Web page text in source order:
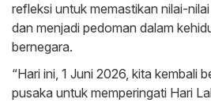
refleksi untuk memastikan nilai-
dan menjadi pedoman dalam
bernegara.
“Hari ini, 1 Juni 2026, kita kembali
pusaka untuk memperingati Hari